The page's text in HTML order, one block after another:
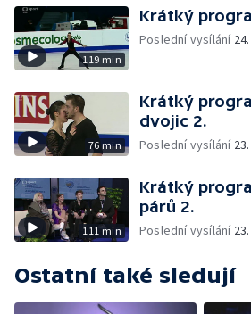
119 min
Krátký
Poslední vysílání
76 min
Krátký
dvojic 2.
Poslední vysílání
111 min
Krátký
párů 2.
Poslední vysílání
Ostatní také sledují